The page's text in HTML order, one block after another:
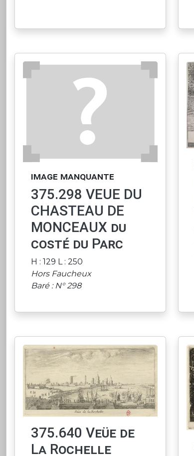
image manquante
375.298 VEUE DU
CHASTEAU DE
MONCEAUX du
costé du Parc
H : 129 L : 250
Hors Faucheux
Baré : N° 298
375.640 Veüe de
La Rochelle